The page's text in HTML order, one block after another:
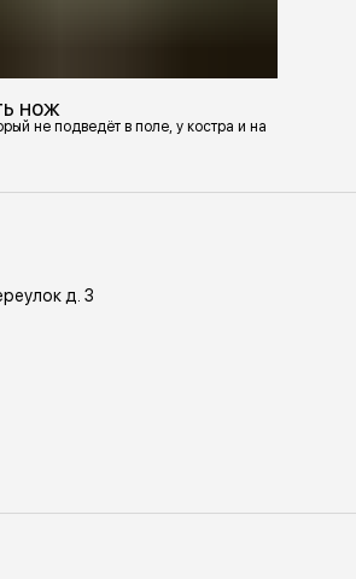
нож
не подведёт в поле, у костра и на
д. 3